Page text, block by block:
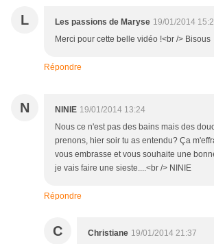
L Les passions de Maryse 19/01/2014
Merci pour cette belle vidéo !<br /> Bisous
Répondre
N NINIE 19/01/2014 13:24
Nous ce n'est pas des bains mais des
prenons, hier soir tu as entendu? Ça
vous embrasse et vous souhaite une
je vais faire une sieste....<br /> NINIE
Répondre
C Christiane 19/01/2014 21:37